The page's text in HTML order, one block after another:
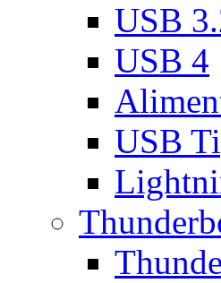
USB
USB 4
USB